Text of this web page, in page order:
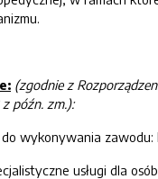
(zgodnie z
późn. zm.):
wykonywania zawodu:
usługi dla